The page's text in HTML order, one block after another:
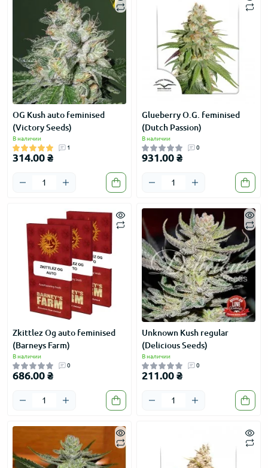
OG Kush auto feminised
(Victory Seeds)
В наличии
1
314.00 ₴
Glueberry O.G. feminised
(Dutch Passion)
В наличии
0
931.00 ₴
Zkittlez Og auto feminised
(Barneys Farm)
В наличии
0
686.00 ₴
Unknown Kush regular
(Delicious Seeds)
В наличии
0
211.00 ₴